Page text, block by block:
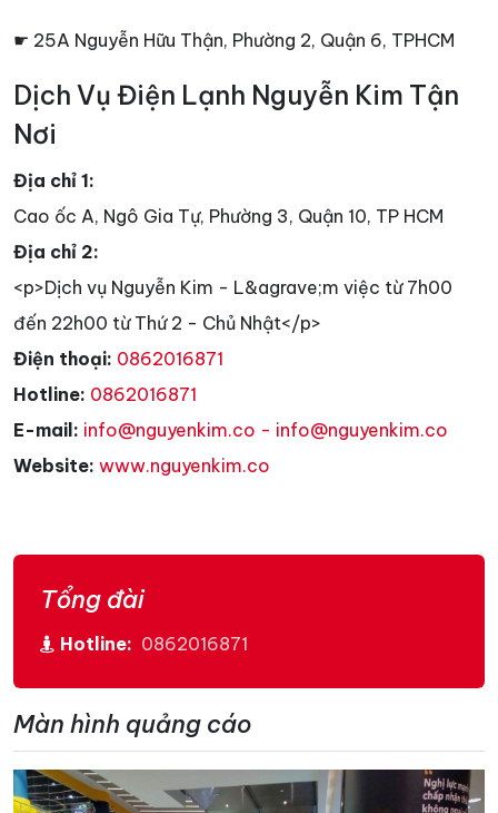
☛ 25A Nguyễn Hữu Thận, Phường 2, Quận 6, TPHCM
Dịch Vụ Điện Lạnh Nguyễn Kim Tận
Nơi
Địa chỉ 1:
Cao ốc A, Ngô Gia Tự, Phường 3, Quận 10, TP HCM
Địa chỉ 2:
<p>Dịch vụ Nguyễn Kim - L&agrave;m việc từ 7h00
đến 22h00 từ Thứ 2 - Chủ Nhật</p>
Điện thoại: 0862016871
Hotline: 0862016871
E-mail: info@nguyenkim.co - info@nguyenkim.co
Website: www.nguyenkim.co
Tổng đài
Hotline: 0862016871
Màn hình quảng cáo